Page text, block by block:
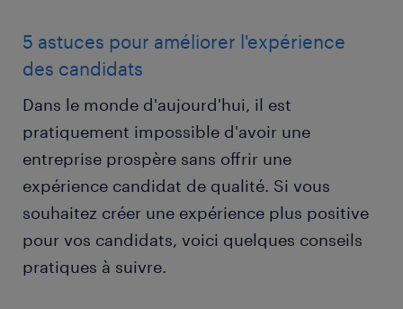
5 astuces pour améliorer l'expérience
des candidats
Dans le monde d'aujourd'hui, il est
pratiquement impossible d'avoir une
entreprise prospère sans offrir une
expérience candidat de qualité. Si vous
souhaitez créer une expérience plus positive
pour vos candidats, voici quelques conseils
pratiques à suivre.